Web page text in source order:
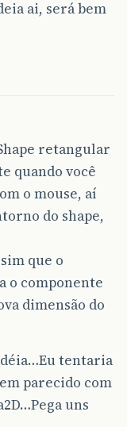
ai, será bem
retangular
quando você
o mouse, aí
do shape,
que o
o componente
dimensão do
tentaria
parecido com
uns